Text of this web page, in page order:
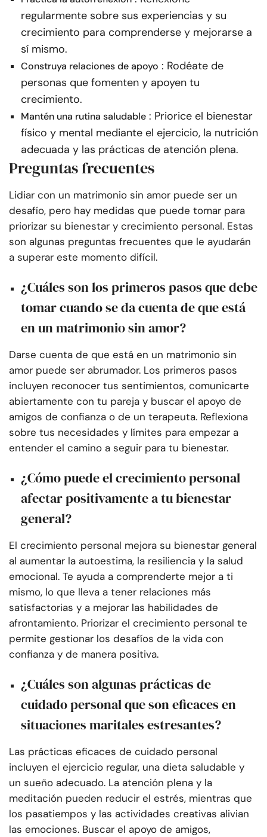
regularmente sobre sus experiencias y su
crecimiento para comprenderse y mejorarse a
sí mismo.
Construya relaciones de apoyo : Rodéate de
personas que fomenten y apoyen tu
crecimiento.
Mantén una rutina saludable : Priorice el bienestar
físico y mental mediante el ejercicio, la nutrición
adecuada y las prácticas de atención plena.
Preguntas frecuentes
Lidiar con un matrimonio sin amor puede ser un
desafío, pero hay medidas que puede tomar para
priorizar su bienestar y crecimiento personal. Estas
son algunas preguntas frecuentes que le ayudarán
a superar este momento difícil.
¿Cuáles son los primeros pasos que debe
tomar cuando se da cuenta de que está
en un matrimonio sin amor?
Darse cuenta de que está en un matrimonio sin
amor puede ser abrumador. Los primeros pasos
incluyen reconocer tus sentimientos, comunicarte
abiertamente con tu pareja y buscar el apoyo de
amigos de confianza o de un terapeuta. Reflexiona
sobre tus necesidades y límites para empezar a
entender el camino a seguir para tu bienestar.
¿Cómo puede el crecimiento personal
afectar positivamente a tu bienestar
general?
El crecimiento personal mejora su bienestar general
al aumentar la autoestima, la resiliencia y la salud
emocional. Te ayuda a comprenderte mejor a ti
mismo, lo que lleva a tener relaciones más
satisfactorias y a mejorar las habilidades de
afrontamiento. Priorizar el crecimiento personal te
permite gestionar los desafíos de la vida con
confianza y de manera positiva.
¿Cuáles son algunas prácticas de
cuidado personal que son eficaces en
situaciones maritales estresantes?
Las prácticas eficaces de cuidado personal
incluyen el ejercicio regular, una dieta saludable y
un sueño adecuado. La atención plena y la
meditación pueden reducir el estrés, mientras que
los pasatiempos y las actividades creativas alivian
las emociones. Buscar el apoyo de amigos,